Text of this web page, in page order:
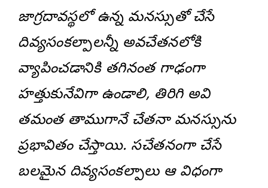
జాగ్రదావస్థలో ఉన్న మనస్సుతో చేసే
దివ్యసంకల్పాలన్నీ అవచేతనలోకి
వ్యాపించడానికి తగినంత గాఢంగా
హత్తుకునేవిగా ఉండాలి, తిరిగి అవి
తమంత తాముగానే చేతనా మనస్సును
ప్రభావితం చేస్తాయి. సచేతనంగా చేసే
బలమైన దివ్యసంకల్పాలు ఆ విధంగా